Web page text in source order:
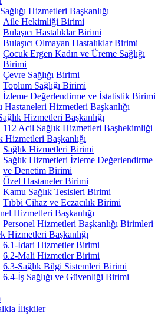
Hizmetleri Başkanlığı
Aile Hekimliği Birimi
Bulaşıcı Hastalıklar Birimi
Bulaşıcı Olmayan Hastalıklar Birimi
Çocuk Ergen Kadın ve Üreme Sağlığı
Birimi
Çevre Sağlığı Birimi
Toplum Sağlığı Birimi
İzleme Değerlendirme ve İstatistik Birimi
Hastaneleri Hizmetleri Başkanlığı
Hizmetleri Başkanlığı
112 Acil Sağlık Hizmetleri Başhekimliği
Hizmetleri Başkanlığı
Sağlık Hizmetleri Birimi
Sağlık Hizmetleri İzleme Değerlendirme
ve Denetim Birimi
Özel Hastaneler Birimi
Kamu Sağlık Tesisleri Birimi
Tıbbi Cihaz ve Eczacılık Birimi
Hizmetleri Başkanlığı
Personel Hizmetleri Başkanlığı Birimleri
Hizmetleri Başkanlığı
6.1-İdari Hizmetler Birimi
6.2-Mali Hizmetler Birimi
6.3-Sağlık Bilgi Sistemleri Birimi
6.4-İş Sağlığı ve Güvenliği Birimi
İlişkiler